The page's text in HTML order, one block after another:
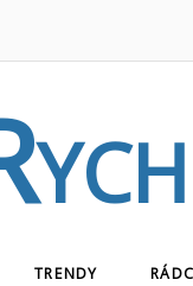
TRENDY